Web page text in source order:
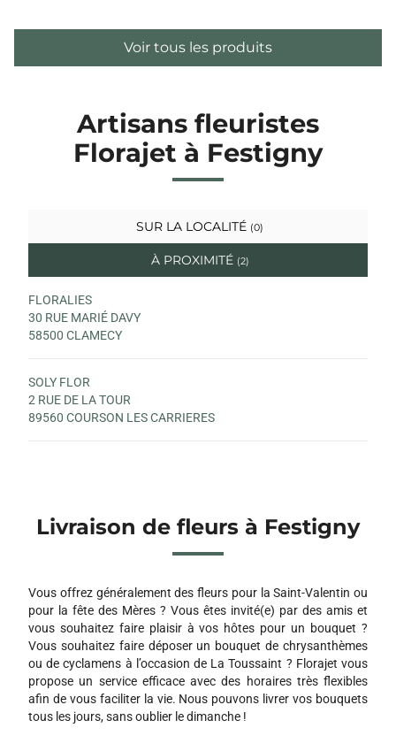
Voir tous les produits
Artisans fleuristes
Florajet à Festigny
SUR LA LOCALITÉ (0)
À PROXIMITÉ (2)
FLORALIES
30 RUE MARIÉ DAVY
58500 CLAMECY
SOLY FLOR
2 RUE DE LA TOUR
89560 COURSON LES CARRIERES
Livraison de fleurs à Festigny
Vous offrez généralement des fleurs pour la Saint-Valentin ou
pour la fête des Mères ? Vous êtes invité(e) par des amis et
vous souhaitez faire plaisir à vos hôtes pour un bouquet ?
Vous souhaitez faire déposer un bouquet de chrysanthèmes
ou de cyclamens à l’occasion de La Toussaint ? Florajet vous
propose un service efficace avec des horaires très flexibles
afin de vous faciliter la vie. Nous pouvons livrer vos bouquets
tous les jours, sans oublier le dimanche !